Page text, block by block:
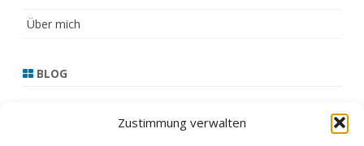
Zustimmung verwalten
Über mich
BLOG